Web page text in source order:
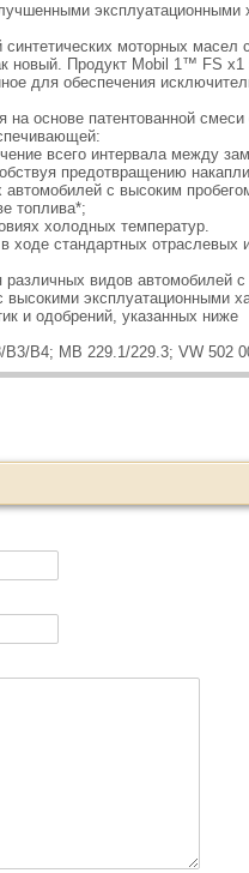
эксплуатационными
моторных
новый. Продукт Mobil 1™ FS
для обеспечения
основе патентованной
всего интервала между
предотвращению
с высоким
топлива*;
холодных температур.
ходе стандартных
видов автомобилей
эксплуатационными
и одобрений, указанных ниже
B4; MB 229.1/229.3; VW 502